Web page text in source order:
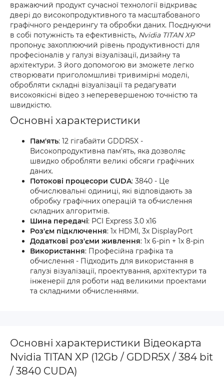
вражаючий продукт сучасної технології відкриває
двері до високопродуктивного та масштабованого
графічного рендерингу та обробки даних. Поєднуючи
в собі потужність та ефективність, Nvidia TITAN XP
пропонує захоплюючий рівень продуктивності для
професіоналів у галузі візуалізації, дизайну та
архітектури. З його допомогою ви зможете легко
створювати приголомшливі тривимірні моделі,
обробляти складні візуалізації та редагувати
високоякісні відео з неперевершеною точністю та
швидкістю.
Основні характеристики
Пам'ять: 12 гігабайти GDDR5X -
Високопродуктивна пам'ять, яка дозволяє
швидко обробляти великі обсяги графічних
даних.
Потокові процесори CUDA: 3840 - Це
обчислювальні одиниці, які відповідають за
обробку графічних операцій та обчислення
складних алгоритмів.
Шина передачі: PCI Express 3.0 x16
Роз'єм підключення: 1x HDMI, 3x DisplayPort
Додаткові роз'єми живлення: 1x 6-pin + 1x 8-pin
Використання: Професійна графіка та
обчислення - Підходить для використання в
галузі візуалізації, проектування, архітектури та
інженерії для роботи над великими проектами
та складними обчисленнями.
Основні характеристики Відеокарта
Nvidia TITAN XP (12Gb / GDDR5X / 384 bit
/ 3840 CUDA)